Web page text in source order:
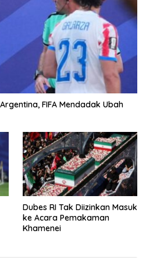
FIFA Mendadak Ubah
Dubes RI Tak Diizinkan Masuk
ke Acara Pemakaman
Khamenei